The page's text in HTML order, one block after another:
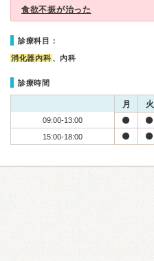
食欲不振が治った
診療科目：
消化器内科 、内科
診療時間
月 火
09:00-13:00
15:00-18:00